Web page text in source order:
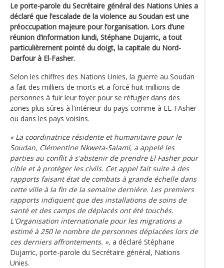
Le porte-parole du Secrétaire général des Nations Unies a
déclaré que l’escalade de la violence au Soudan est une
préoccupation majeure pour l’organisation. Lors d’une
réunion d’information lundi, Stéphane Dujarric, a tout
particulièrement pointé du doigt, la capitale du Nord-
Darfour à El-Fasher.
Selon les chiffres des Nations Unies, la guerre au Soudan
a fait des milliers de morts et a forcé huit millions de
personnes à fuir leur foyer pour se réfugier dans des
zones plus sûres à l'intérieur du pays comme à EL-FAsher
ou dans les pays voisins.
« La coordinatrice résidente et humanitaire pour le
Soudan, Clémentine Nkweta-Salami, a appelé les
parties au conflit à s'abstenir de prendre El Fasher pour
cible et à protéger les civils. Cet appel fait suite à des
rapports faisant état de combats à grande échelle dans
cette ville à la fin de la semaine dernière. Les premiers
rapports indiquent que des installations de soins de
santé et des camps de déplacés ont été touchés.
L'Organisation internationale pour les migrations a
estimé à 250 le nombre de personnes déplacées lors de
ces derniers affrontements. », a déclaré Stéphane
Dujarric, porte-parole du Secrétaire général, Nations
Unies.